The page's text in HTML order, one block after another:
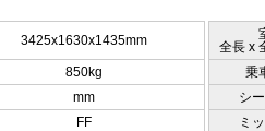
3425x1630x1435mm
全長 x
850kg 乗
mm シ
FF ミ